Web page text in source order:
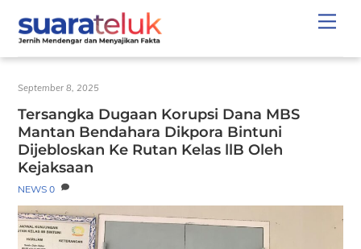
content
September 8, 2025
Tersangka Dugaan Korupsi Dana MBS
Mantan Bendahara Dikpora Bintuni
Dijebloskan Ke Rutan Kelas llB Oleh
Kejaksaan
NEWS 0